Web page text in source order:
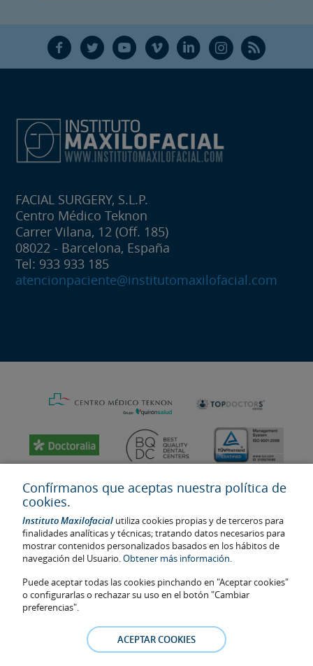
F T Y V L Ñ R
FACIAL SURGERY, S.L.P.
Centro Médico Teknon
Carrer Vilana, 12 (Off. 185)
08022 - Barcelona, España
Tel: 933 933 185
atencionpaciente@institutomaxilofacial.com
Última actualización: 2023
No. de autorización de centro sanitario: E08646940
La información presente en la web no reemplaza sino complementa
la relación médico-paciente. En caso de duda, consulte con el
médico de referencia. Las fotos y los testimonios de los pacientes
Confírmanos que aceptas nuestra política de
cookies.
Instituto Maxilofacial utiliza cookies propias y de terceros para
finalidades analíticas y técnicas; tratando datos necesarios para
mostrar contenidos personalizados basados en los hábitos de
navegación del Usuario.Obtener más información.
Puede aceptar todas las cookies pinchando en "Aceptar cookies"
o configurarlas o rechazar su uso en el botón "Cambiar
preferencias".
ACEPTAR COOKIES